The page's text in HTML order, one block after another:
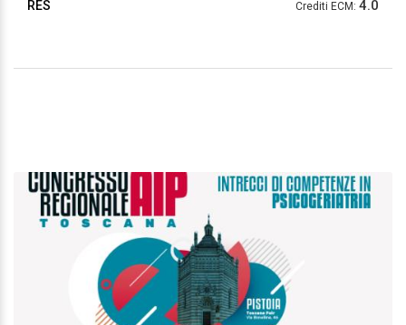
RES
Crediti ECM: 4.0